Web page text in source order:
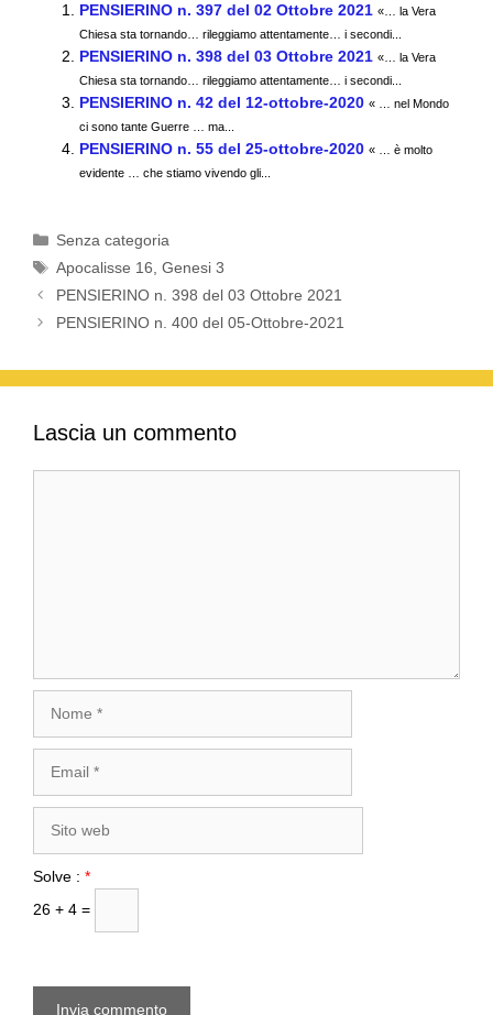
e
b
o
o
k
er
s
A
p
p
gr
a
m
di
vi
di
PENSIERINO n. 397 del 02 Ottobre 2021 «… la Vera
Chiesa sta tornando… rileggiamo attentamente… i secondi...
PENSIERINO n. 398 del 03 Ottobre 2021 «… la Vera
Chiesa sta tornando… rileggiamo attentamente… i secondi...
PENSIERINO n. 42 del 12-ottobre-2020 « … nel Mondo
ci sono tante Guerre … ma...
PENSIERINO n. 55 del 25-ottobre-2020 « … è molto
evidente … che stiamo vivendo gli...
Categorie
Senza categoria
Tag
Apocalisse 16,Genesi 3
PENSIERINO n. 398 del 03 Ottobre 2021
PENSIERINO n. 400 del 05-Ottobre-2021
Lascia un commento
web
Solve : *
26 + 4 =